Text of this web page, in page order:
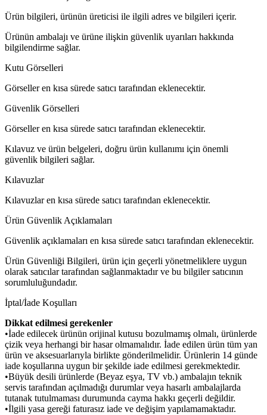
Ürün bilgileri, ürünün üreticisi ile ilgili adres ve bilgileri içerir.
Ürünün ambalajı ve ürüne ilişkin güvenlik uyarıları hakkında
bilgilendirme sağlar.
Kutu Görselleri
Görseller en kısa sürede satıcı tarafından eklenecektir.
Güvenlik Görselleri
Görseller en kısa sürede satıcı tarafından eklenecektir.
Kılavuz ve ürün belgeleri, doğru ürün kullanımı için önemli
güvenlik bilgileri sağlar.
Kılavuzlar
Kılavuzlar en kısa sürede satıcı tarafından eklenecektir.
Ürün Güvenlik Açıklamaları
Güvenlik açıklamaları en kısa sürede satıcı tarafından eklenecektir.
Ürün Güvenliği Bilgileri, ürün için geçerli yönetmeliklere uygun
olarak satıcılar tarafından sağlanmaktadır ve bu bilgiler satıcının
sorumluluğundadır.
İptal/İade Koşulları
Dikkat edilmesi gerekenler
•İade edilecek ürünün orijinal kutusu bozulmamış olmalı, ürünlerde
çizik veya herhangi bir hasar olmamalıdır. İade edilen ürün tüm yan
ürün ve aksesuarlarıyla birlikte gönderilmelidir. Ürünlerin 14 günde
iade koşullarına uygun bir şekilde iade edilmesi gerekmektedir.
•Büyük desili ürünlerde (Beyaz eşya, TV vb.) ambalajın teknik
servis tarafından açılmadığı durumlar veya hasarlı ambalajlarda
tutanak tutulmaması durumunda cayma hakkı geçerli değildir.
•İlgili yasa gereği faturasız iade ve değişim yapılamamaktadır.